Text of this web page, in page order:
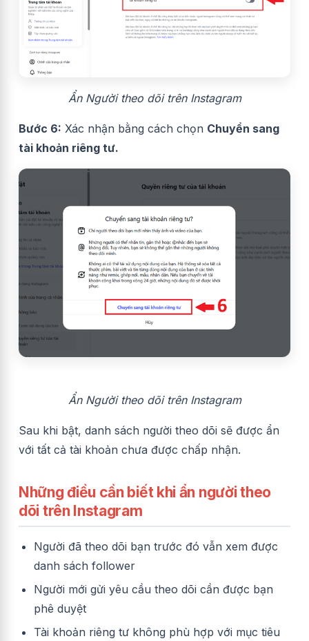
Ẩn Người theo dõi trên Instagram
Bước 6: Xác nhận bằng cách chọn Chuyển sang
tài khoản riêng tư.
Ẩn Người theo dõi trên Instagram
Sau khi bật, danh sách người theo dõi sẽ được ẩn
với tất cả tài khoản chưa được chấp nhận.
Những điều cần biết khi ẩn người theo
dõi trên Instagram
Người đã theo dõi bạn trước đó vẫn xem được
danh sách follower
Người mới gửi yêu cầu theo dõi cần được bạn
phê duyệt
Tài khoản riêng tư không phù hợp với mục tiêu